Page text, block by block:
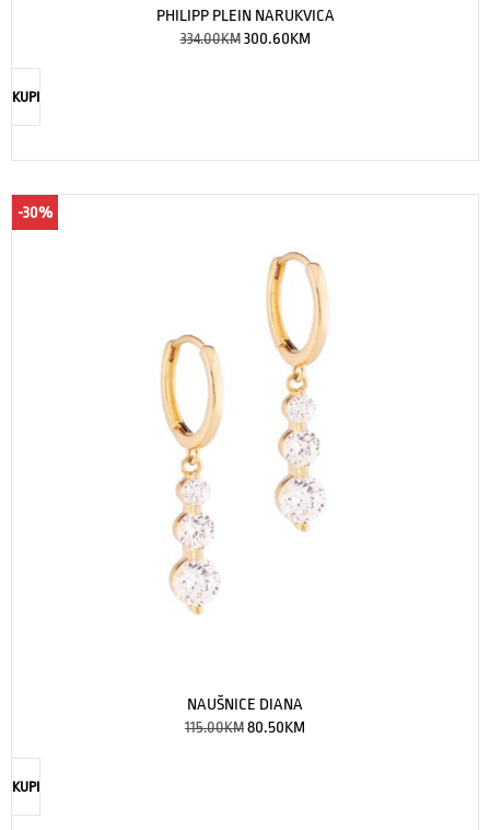
PHILIPP PLEIN NARUKVICA
334.00KM 300.60KM
KUPI
-30%
NAUŠNICE DIANA
115.00KM80.50KM
KUPI